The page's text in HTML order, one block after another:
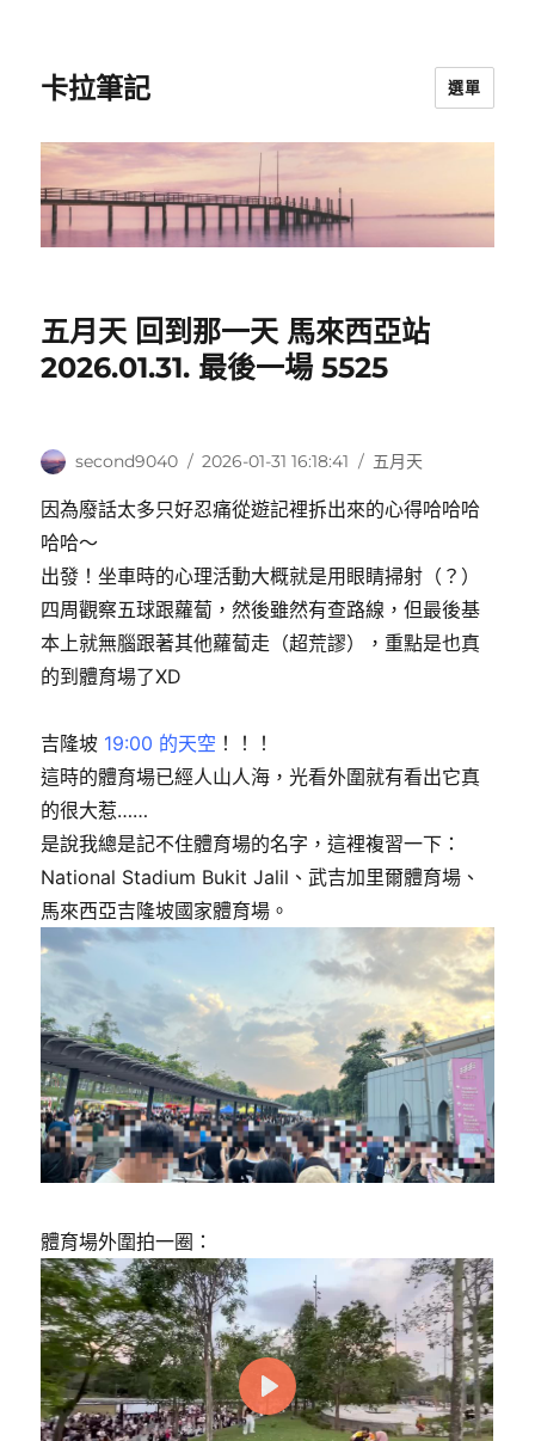
卡拉筆記 選單
五月天 回到那一天 馬來西亞站
2026.01.31. 最後一場 5525
因為廢話太多只好忍痛從遊記裡拆出來的心得哈哈哈
哈哈～
出發！坐車時的心理活動大概就是用眼睛掃射（？）
四周觀察五球跟蘿蔔，然後雖然有查路線，但最後基
本上就無腦跟著其他蘿蔔走（超荒謬），重點是也真
的到體育場了XD
吉隆坡 19:00 的天空 ！！！
這時的體育場已經人山人海，光看外圍就有看出它真
的很大惹……
是說我總是記不住體育場的名字，這裡複習一下：
National Stadium Bukit Jalil、武吉加里爾體育場、
馬來西亞吉隆坡國家體育場。
體育場外圍拍一圈：
作
second9040
發
日
2026-01-31 16:18:41
分
五月天